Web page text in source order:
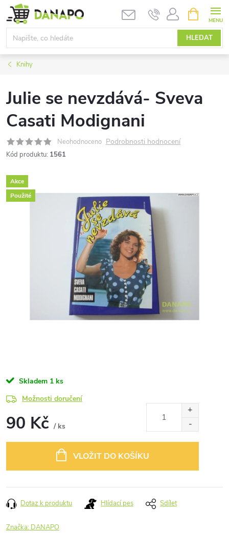
Přejít
na
obsah
HLEDAT
NÁKUPNÍ
KOŠÍK
Knihy
Julie se nevzdává- Sveva
Casati Modignani
Neohodnoceno Podrobnosti hodnocení
Kód produktu: 1561
Akce
Použité
Skladem 1 ks
Možnosti doručení
90 Kč / ks
VLOŽIT DO KOŠÍKU
Dotaz k produktu Hlídací pes Sdílet
Značka: DANAPO